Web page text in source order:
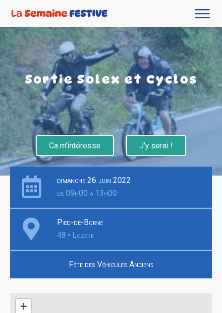
Sortie Solex et Cyclos
Ca m'intéresse J'y serai !
dimanche 26 juin 2022
de 09h00 à 13h00
Pied-de-Borne
48 • Lozère
Fête des Véhicules Anciens
+